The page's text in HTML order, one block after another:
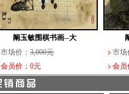
阚玉敏围棋书画--大
市场价： 3,000元
会员价：0元
市场
会员